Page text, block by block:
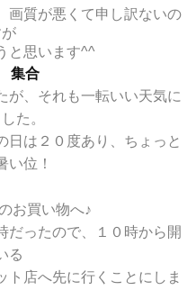
画質が悪くて申し訳ないの
と思います^^
集合
が、それも一転いい天気に
た。
日は２０度あり、ちょっと
い位！
お買い物へ♪
だったので、１０時から開
る
ト店へ先に行くことにしま